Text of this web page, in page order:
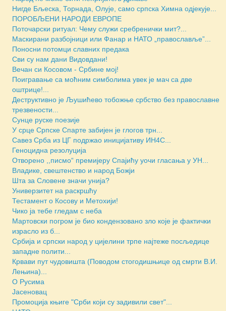
Нигде Бљеска, Торнада, Олује, само српска Химна одјекује...
ПОРОБЉЕНИ НАРОДИ ЕВРОПЕ
Поточарски ритуал: Чему служи сребренички мит?...
Маскирани разбојници или Фанар и НАТО „православље”...
Поносни потомци славних предака
Сви су нам дани Видовдани!
Вечан си Косовом - Србине мој!
Поигравање са моћним симболима увек је мач са две
оштрице!...
Деструктивно је Љушићево тобожње србство без православне
трезвености...
Сунце руске поезије
У срце Српске Спарте забијен је глогов трн...
Савез Срба из ЦГ подржао иницијативу ИН4С...
Геноцидна резолуција
Отворено ,,писмо“ премијеру Спајићу уочи гласања у УН...
Владике, свештенство и народ Божји
Шта за Словене значи унија?
Универзитет на раскршћу
Тестамент о Косову и Метохији!
Чико ја тебе гледам с неба
Мартовски погром је био кондензовано зло које је фактички
израсло из б...
Србија и српски народ у цијелини трпе најтеже посљедице
западне полити...
Крвави пут чудовишта (Поводом стогодишњице од смрти В.И.
Лењина)...
О Русима
Јасеновац
Промоција књиге "Срби који су задивили свет"...